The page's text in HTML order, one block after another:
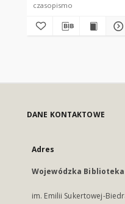
czasopismo
DANE KONTAKTOWE
Adres
Wojewódzka
im. Emilii Sukertowej-